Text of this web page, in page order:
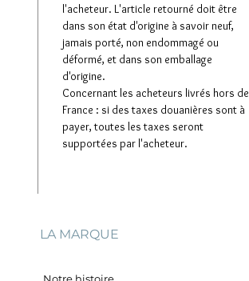
l'acheteur. L'article retourné doit être
dans son état d'origine à savoir neuf,
jamais porté, non endommagé ou
déformé, et dans son emballage
d'origine.
Concernant les acheteurs livrés hors de
France : si des taxes douanières sont à
payer, toutes les taxes seront
supportées par l'acheteur.
LA MARQUE
Notre histoire